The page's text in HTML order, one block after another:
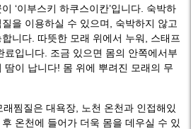
‘이부스키 하쿠스이칸’입니다. 숙박하
을 이용하실 수 있으며, 숙박하지 않고
니다. 따뜻한 모래 위에서 누워, 스태프
료입니다. 조금 있으면 몸의 안쪽에서부
땀이 납니다! 몸 위에 뿌려진 모래의 무
래찜질은 대욕장, 노천 온천과 인접해있
온천에 들어가 더욱 몸을 데우실 수 있